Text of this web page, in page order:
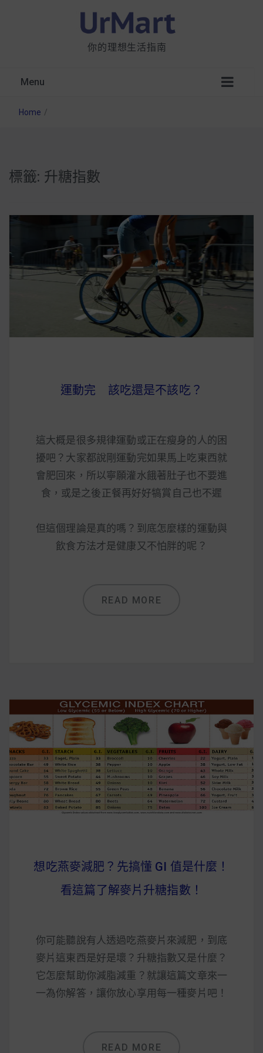
你的理想生活指南
Menu
星巴克都用 OATLY 泡咖啡？市售燕麥奶大剖
無麩質食物清單一覽：燕麥、麵包還有餅乾，
早餐這樣料理最適合！
早上沒時間做早餐？10 款隔夜更美味的燕麥粥
簡單料理
啦！
減醣食材推薦
Home /
標籤: 升糖指數
運動完 該吃還是不該吃？
這大概是很多規律運動或正在瘦身的人的困
擾吧？大家都說剛運動完如果馬上吃東西就
會肥回來，所以寧願灌水餓著肚子也不要進
食，或是之後正餐再好好犒賞自己也不遲
但這個理論是真的嗎？到底怎麼樣的運動與
飲食方法才是健康又不怕胖的呢？
READ MORE
想吃燕麥減肥？先搞懂 GI 值是什麼！
看這篇了解麥片升糖指數！
你可能聽說有人透過吃燕麥片來減肥，到底
麥片這東西是好是壞？升糖指數又是什麼？
它怎麼幫助你減脂減重？就讓這篇文章來一
一為你解答，讓你放心享用每一種麥片吧！
READ MORE